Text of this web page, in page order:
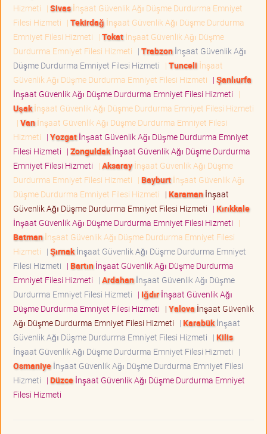
Hizmeti | Sivasİnşaat Güvenlik Ağı Düşme Durdurma Emniyet
Filesi Hizmeti | Tekirdağ İnşaat Güvenlik Ağı Düşme Durdurma
Emniyet Filesi Hizmeti | Tokatİnşaat Güvenlik Ağı Düşme
Durdurma Emniyet Filesi Hizmeti | Trabzonİnşaat Güvenlik Ağı
Düşme Durdurma Emniyet Filesi Hizmeti | Tunceli İnşaat
Güvenlik Ağı Düşme Durdurma Emniyet Filesi Hizmeti | Şanlıurfa
İnşaat Güvenlik Ağı Düşme Durdurma Emniyet Filesi Hizmeti |
Uşakİnşaat Güvenlik Ağı Düşme Durdurma Emniyet Filesi Hizmeti
| Vanİnşaat Güvenlik Ağı Düşme Durdurma Emniyet Filesi
Hizmeti | Yozgatİnşaat Güvenlik Ağı Düşme Durdurma Emniyet
Filesi Hizmeti | Zonguldakİnşaat Güvenlik Ağı Düşme Durdurma
Emniyet Filesi Hizmeti | Aksarayİnşaat Güvenlik Ağı Düşme
Durdurma Emniyet Filesi Hizmeti | Bayburtİnşaat Güvenlik Ağı
Düşme Durdurma Emniyet Filesi Hizmeti | Karamanİnşaat
Güvenlik Ağı Düşme Durdurma Emniyet Filesi Hizmeti | Kırıkkale
İnşaat Güvenlik Ağı Düşme Durdurma Emniyet Filesi Hizmeti |
Batmanİnşaat Güvenlik Ağı Düşme Durdurma Emniyet Filesi
Hizmeti | Şırnakİnşaat Güvenlik Ağı Düşme Durdurma Emniyet
Filesi Hizmeti | Bartınİnşaat Güvenlik Ağı Düşme Durdurma
Emniyet Filesi Hizmeti | Ardahanİnşaat Güvenlik Ağı Düşme
Durdurma Emniyet Filesi Hizmeti | Iğdırİnşaat Güvenlik Ağı
Düşme Durdurma Emniyet Filesi Hizmeti | Yalova İnşaat Güvenlik
Ağı Düşme Durdurma Emniyet Filesi Hizmeti | Karabükİnşaat
Güvenlik Ağı Düşme Durdurma Emniyet Filesi Hizmeti | Kilis
İnşaat Güvenlik Ağı Düşme Durdurma Emniyet Filesi Hizmeti |
Osmaniyeİnşaat Güvenlik Ağı Düşme Durdurma Emniyet Filesi
Hizmeti | Düzceİnşaat Güvenlik Ağı Düşme Durdurma Emniyet
Filesi Hizmeti